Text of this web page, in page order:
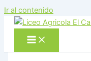
Ir al contenido